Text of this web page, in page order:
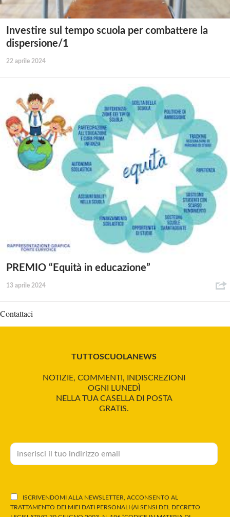
Investire sul tempo scuola per combattere la
dispersione/1
22 aprile 2024
PREMIO “Equità in educazione”
13 aprile 2024
Contattaci
TUTTOSCUOLANEWS
NOTIZIE, COMMENTI, INDISCREZIONI
OGNI LUNEDÌ
NELLA TUA CASELLA DI POSTA
GRATIS.
ISCRIVENDOMI ALLA NEWSLETTER, ACCONSENTO AL
TRATTAMENTO DEI MIEI DATI PERSONALI (AI SENSI DEL DECRETO